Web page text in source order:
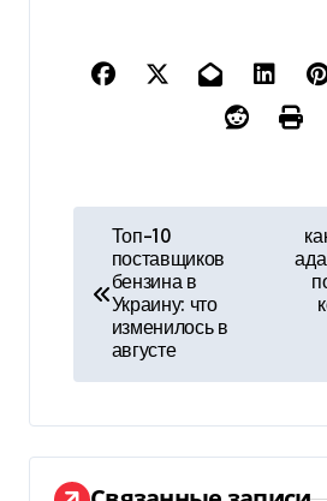
и
г
а
Топ-10
поставщиков
бензина в
Украину: что
изменилось в
августе